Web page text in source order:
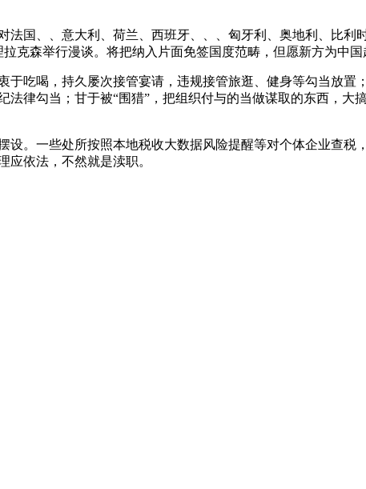
、、意大利、荷兰、西班牙、、、匈牙利、奥地利、比利
克森举行漫谈。将把纳入片面免签国度范畴，但愿新方为中国
喝，持久屡次接管宴请，违规接管旅逛、健身等勾当放置
律勾当；甘于被“围猎”，把组织付与的当做谋取的东西，
一些处所按照本地税收大数据风险提醒等对个体企业查税
应依法，不然就是渎职。